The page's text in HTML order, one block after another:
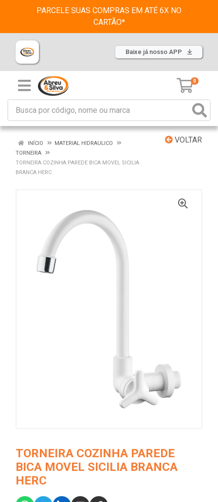
PARCELE SUAS COMPRAS EM ATÉ 6X NO
CARTÃO*
Baixe já nosso APP
0
VOLTAR
INÍCIO
MATERIAL HIDRAULICO
TORNEIRA
TORNEIRA COZINHA PAREDE BICA MOVEL SICILIA
BRANCA HERC
TORNEIRA COZINHA PAREDE
BICA MOVEL SICILIA BRANCA
HERC